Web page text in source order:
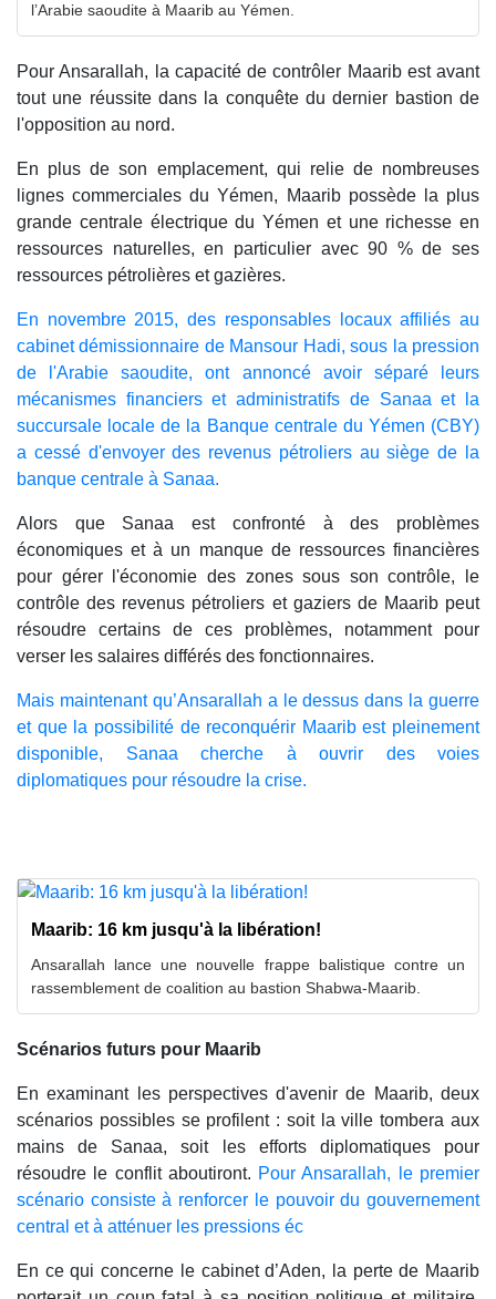
l’Arabie saoudite à Maarib au Yémen.
Pour Ansarallah, la capacité de contrôler Maarib est avant
tout une réussite dans la conquête du dernier bastion de
l'opposition au nord.
En plus de son emplacement, qui relie de nombreuses
lignes commerciales du Yémen, Maarib possède la plus
grande centrale électrique du Yémen et une richesse en
ressources naturelles, en particulier avec 90 % de ses
ressources pétrolières et gazières.
En novembre 2015, des responsables locaux affiliés au
cabinet démissionnaire de Mansour Hadi, sous la pression
de l'Arabie saoudite, ont annoncé avoir séparé leurs
mécanismes financiers et administratifs de Sanaa et la
succursale locale de la Banque centrale du Yémen (CBY)
a cessé d'envoyer des revenus pétroliers au siège de la
banque centrale à Sanaa.
Alors que Sanaa est confronté à des problèmes
économiques et à un manque de ressources financières
pour gérer l'économie des zones sous son contrôle, le
contrôle des revenus pétroliers et gaziers de Maarib peut
résoudre certains de ces problèmes, notamment pour
verser les salaires différés des fonctionnaires.
Mais maintenant qu’Ansarallah a le dessus dans la guerre
et que la possibilité de reconquérir Maarib est pleinement
disponible, Sanaa cherche à ouvrir des voies
diplomatiques pour résoudre la crise.
Maarib: 16 km jusqu'à la libération!
Ansarallah lance une nouvelle frappe balistique contre un
rassemblement de coalition au bastion Shabwa-Maarib.
Scénarios futurs pour Maarib
En examinant les perspectives d'avenir de Maarib, deux
scénarios possibles se profilent : soit la ville tombera aux
mains de Sanaa, soit les efforts diplomatiques pour
résoudre le conflit aboutiront. Pour Ansarallah, le premier
scénario consiste à renforcer le pouvoir du gouvernement
central et à atténuer les pressions éc
En ce qui concerne le cabinet d’Aden, la perte de Maarib